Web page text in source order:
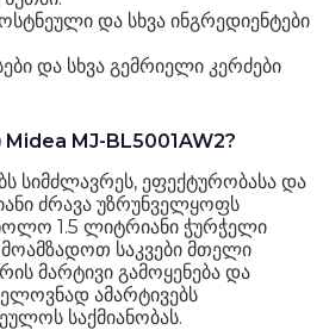
და სხვა ინგრედიენტები
და სხვა გემრიელი კერძები
MJ-BL5001AW2?
სიმძლავრეს, ეფექტურობასა და
ძრავა უზრუნველყოფს
1.5 ლიტრიანი ჭურჭელი
საკვები მთელი
მარტივი გამოყენება და
ამარტივებს
საქმიანობას.